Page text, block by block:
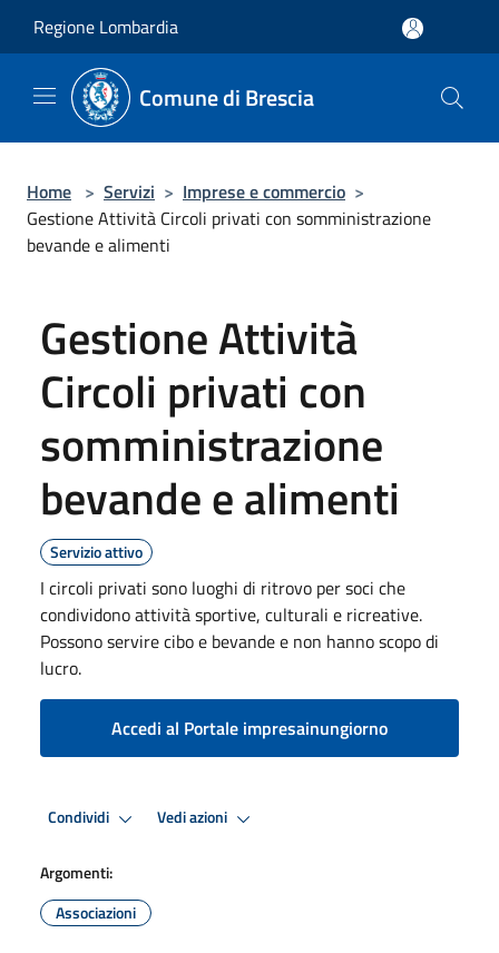
Regione Lombardia
Comune di Brescia
Home > Servizi > Imprese e commercio >
Gestione Attività Circoli privati con somministrazione
bevande e alimenti
Gestione Attività
Circoli privati con
somministrazione
bevande e alimenti
Servizio attivo
I circoli privati sono luoghi di ritrovo per soci che
condividono attività sportive, culturali e ricreative.
Possono servire cibo e bevande e non hanno scopo di
lucro.
Accedi al Portale impresainungiorno
Condividi Vedi azioni
Argomenti:
Associazioni